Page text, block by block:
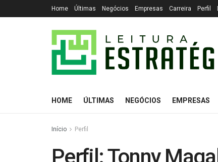
Home Últimas Negócios Empresas Carreira Perfil
HOME ÚLTIMAS NEGÓCIOS EMPRESAS
Início Perfil
Perfil: Tonny